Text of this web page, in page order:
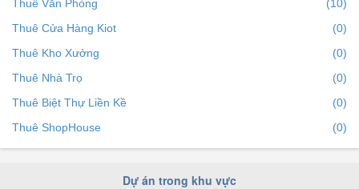
Thuê Văn Phòng
(10)
Thuê Cửa Hàng Kiot
(0)
Thuê Kho Xưởng
(0)
Thuê Nhà Trọ
(0)
Thuê Biệt Thự Liền Kề
(0)
Thuê ShopHouse
(0)
Dự án trong khu vực